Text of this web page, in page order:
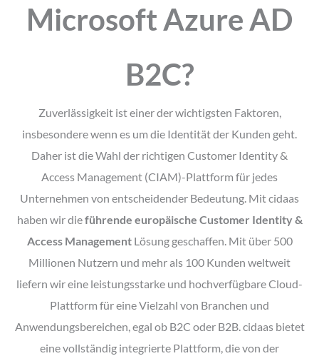
Microsoft Azure AD
B2C?
Zuverlässigkeit ist einer der wichtigsten Faktoren,
insbesondere wenn es um die Identität der Kunden geht.
Daher ist die Wahl der richtigen Customer Identity &
Access Management (CIAM)-Plattform für jedes
Unternehmen von entscheidender Bedeutung. Mit cidaas
haben wir dieführende europäische Customer Identity &
Access ManagementLösung geschaffen. Mit über 500
Millionen Nutzern und mehr als 100 Kunden weltweit
liefern wir eine leistungsstarke und hochverfügbare Cloud-
Plattform für eine Vielzahl von Branchen und
Anwendungsbereichen, egal ob B2C oder B2B. cidaas bietet
eine vollständig integrierte Plattform, die von der